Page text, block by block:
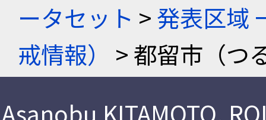
ータセット >発表区域
戒情報）
> 都留市（つ
Asanobu KITAMOTO,